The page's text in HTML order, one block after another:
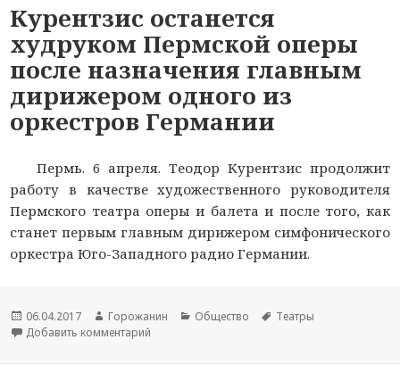
Курентзис останется
худруком Пермской оперы
после назначения главным
дирижером одного из
оркестров Германии
Пермь. 6 апреля. Теодор Курентзис продолжит
работу в качестве художественного руководителя
Пермского театра оперы и балета и после того, как
станет первым главным дирижером симфонического
оркестра Юго-Западного радио Германии.
Новость
опубликована
06.04.2017
Автор
новости
Горожанин
Раздел
Общество
Тема
Театры
Добавить комментарий